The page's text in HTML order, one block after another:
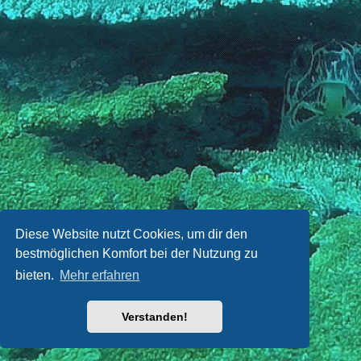
Diese Website nutzt Cookies, um dir den
bestmöglichen Komfort bei der Nutzung zu
bieten. Mehr erfahren
Verstanden!